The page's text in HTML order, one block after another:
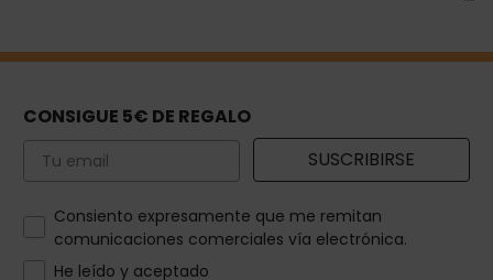
CONSIGUE 5€ DE REGALO
Email SUSCRIBIRSE
How would you like to hear from us?
Consiento expresamente que me remitan
comunicaciones comerciales vía electrónica.
He leído y aceptado